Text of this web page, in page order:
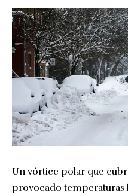
Un vórtice polar que
provocado temperaturas